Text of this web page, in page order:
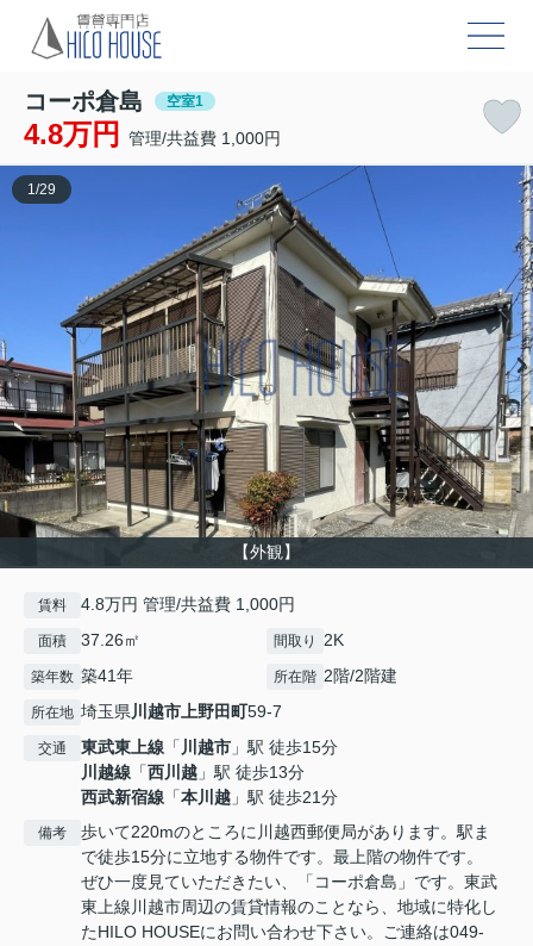
コーポ倉島 空室1
4.8万円 管理/共益費 1,000円
【外観】
1 /29
賃料 4.8万円 管理/共益費 1,000円
面積 37.26㎡ 間取り 2K
築年数 築41年 所在階 2階/2階建
所在地 埼玉県川越市 上野田町59-7
交通 東武東上線 「 川越市 」駅 徒歩15分
川越線 「西川越 」駅 徒歩13分
西武新宿線 「本川越 」駅 徒歩21分
備考
歩いて220mのところに川越西郵便局があります。駅ま
で徒歩15分に立地する物件です。最上階の物件です。
ぜひ一度見ていただきたい、「コーポ倉島」です。東武
東上線川越市周辺の賃貸情報のことなら、地域に特化し
たHILO HOUSEにお問い合わせ下さい。ご連絡は049-